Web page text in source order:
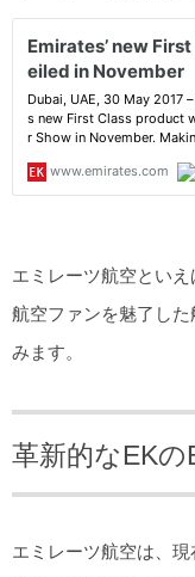
エミレーツ航空とい
航空ファンを魅了し
みます。
革新的なEKの
エミレーツ航空は、